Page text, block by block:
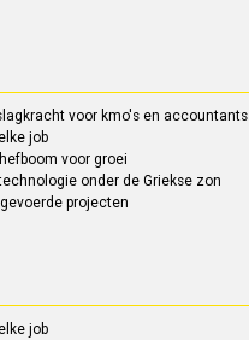
voor kmo's en accountants
job
voor groei
onder de Griekse zon
projecten
job